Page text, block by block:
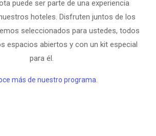
puede ser parte de una experiencia
hoteles. Disfruten juntos de los
seleccionados para ustedes, todos
espacios abiertos y con un kit especial
para él.
más de nuestro programa.